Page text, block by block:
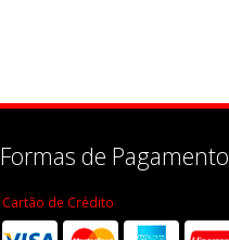
Formas de Pagamento
Cartão de Crédito